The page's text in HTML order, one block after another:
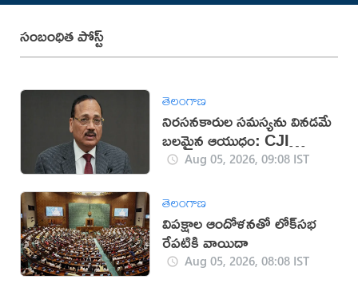
సంబంధిత పోస్ట్
తెలంగాణ
నిరసనకారుల సమస్యను వినడమే
బలమైన ఆయుధం: CJI
సూర్యకాంత్
Aug 05, 2026, 09:08 IST
తెలంగాణ
విపక్షాల ఆందోళనతో లోక్‌సభ
రేపటికి వాయిదా
Aug 05, 2026, 08:08 IST